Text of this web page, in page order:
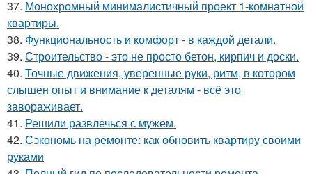
37. Монохромный минималистичный проект 1-комнатной
квартиры.
38. Функциональность и комфорт - в каждой детали.
39. Строительство - это не просто бетон, кирпич и доски.
40. Точные движения, уверенные руки, ритм, в котором
слышен опыт и внимание к деталям - всё это
завораживает.
41. Решили развлечься с мужем.
42. Сэкономь на ремонте: как обновить квартиру своими
руками